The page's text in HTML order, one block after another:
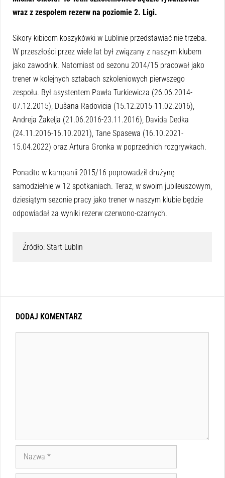
wraz z zespołem rezerw na poziomie 2. Ligi.
Sikory kibicom koszykówki w Lublinie przedstawiać nie trzeba.
W przeszłości przez wiele lat był związany z naszym klubem
jako zawodnik. Natomiast od sezonu 2014/15 pracował jako
trener w kolejnych sztabach szkoleniowych pierwszego
zespołu. Był asystentem Pawła Turkiewicza (26.06.2014-
07.12.2015), Dušana Radovicia (15.12.2015-11.02.2016),
Andreja Žakelja (21.06.2016-23.11.2016), Davida Dedka
(24.11.2016-16.10.2021), Tane Spasewa (16.10.2021-
15.04.2022) oraz Artura Gronka w poprzednich rozgrywkach.
Ponadto w kampanii 2015/16 poprowadził drużynę
samodzielnie w 12 spotkaniach. Teraz, w swoim jubileuszowym,
dziesiątym sezonie pracy jako trener w naszym klubie będzie
odpowiadał za wyniki rezerw czerwono-czarnych.
Źródło: Start Lublin
DODAJ KOMENTARZ